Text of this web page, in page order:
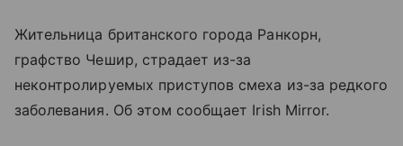
Жительница британского города Ранкорн,
графство Чешир, страдает из-за
неконтролируемых приступов смеха из-за редкого
заболевания. Об этом сообщает Irish Mirror.